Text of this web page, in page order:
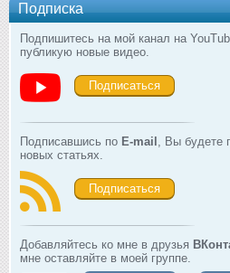
Подписка
Подпишитесь на мой канал на
публикую новые видео.
Подписаться
Подписавшись по E-mail , Вы будете
новых статьях.
Подписаться
Добавляйтесь ко мне в друзья
мне оставляйте в моей группе.